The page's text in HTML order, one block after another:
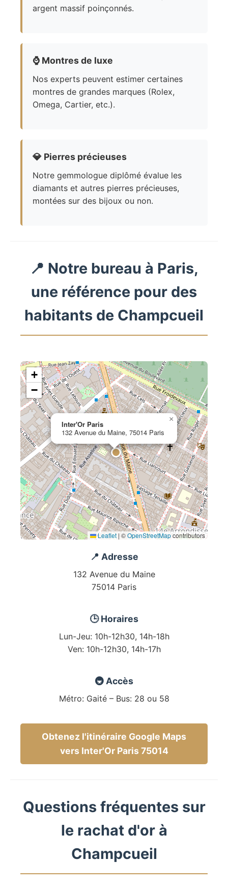
argent massif poinçonnés.
⌚ Montres de luxe
Nos experts peuvent estimer certaines
montres de grandes marques (Rolex,
Omega, Cartier, etc.).
💎 Pierres précieuses
Notre gemmologue diplômé évalue les
diamants et autres pierres précieuses,
montées sur des bijoux ou non.
📍 Notre bureau à Paris,
une référence pour des
habitants de Champcueil
Inter'Or Paris
132 Avenue du Maine, 75014 Paris
×
+
−
Leaflet | ©OpenStreetMapcontributors
📍 Adresse
132 Avenue du Maine
75014 Paris
🕒 Horaires
Lun-Jeu: 10h-12h30, 14h-18h
Ven: 10h-12h30, 14h-17h
🚇 Accès
Métro: Gaité – Bus: 28 ou 58
Obtenez l'itinéraire Google Maps
vers Inter'Or Paris 75014
Questions fréquentes sur
le rachat d'or à
Champcueil